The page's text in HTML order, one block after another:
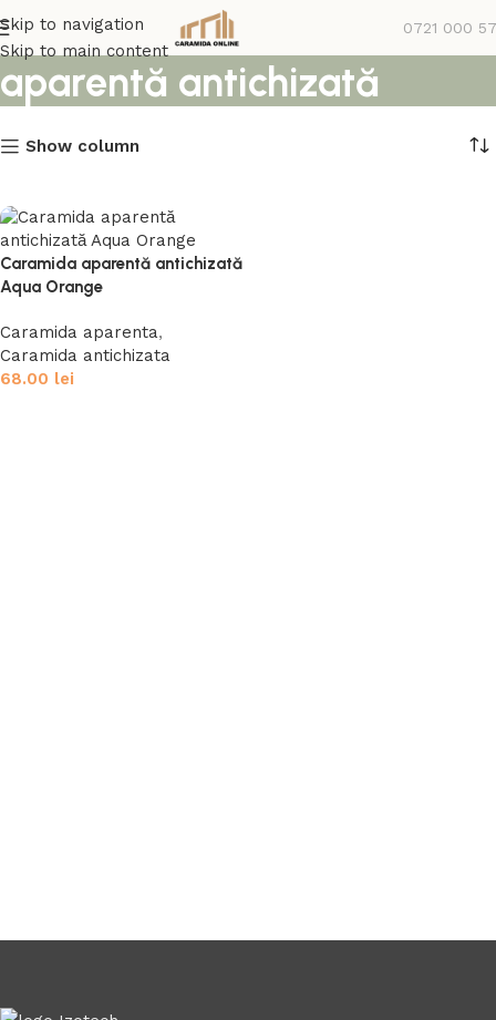
Skip to navigation
Skip to main content
0721 000
Izotech - Caramida
aparentă antichizată
Show column
Caramida aparentă antichizată
Aqua Orange
Caramida aparenta,
Caramida antichizata
68.00 lei